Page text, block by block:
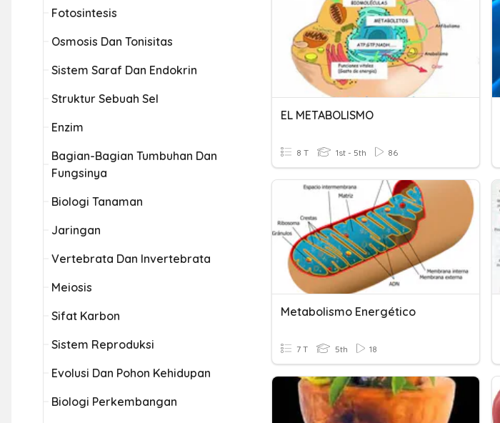
Fotosintesis
Osmosis Dan Tonisitas
Sistem Saraf Dan Endokrin
Struktur Sebuah Sel
Enzim
Bagian-Bagian Tumbuhan Dan
Fungsinya
Biologi Tanaman
Jaringan
Vertebrata Dan Invertebrata
Meiosis
Sifat Karbon
Sistem Reproduksi
Evolusi Dan Pohon Kehidupan
Biologi Perkembangan
EL METABOLISMO
8 T 1st - 5th 86
Metabolismo Energético
7 T 5th 18